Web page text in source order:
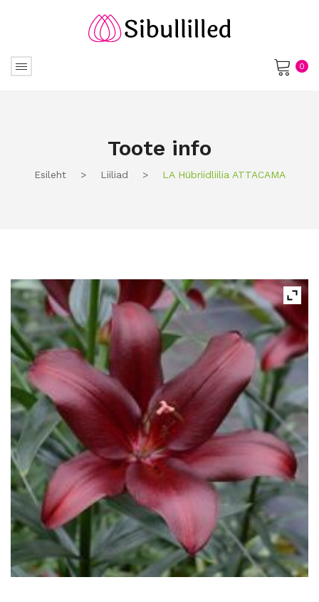
0
Toote info
Esileht > Liiliad > LA Hübriidliilia ATTACAMA